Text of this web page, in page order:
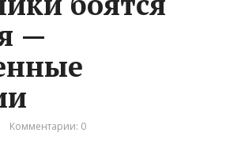
—
Комментарии: 0